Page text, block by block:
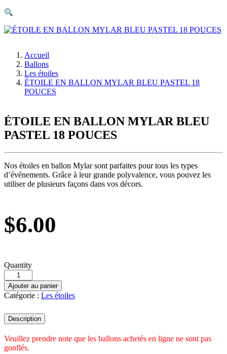
Accueil
Ballons
Les étoiles
ÉTOILE EN BALLON MYLAR BLEU PASTEL 18
POUCES
ÉTOILE EN BALLON MYLAR BLEU
PASTEL 18 POUCES
Nos étoiles en ballon Mylar sont parfaites pour tous les types
d’événements. Grâce à leur grande polyvalence, vous pouvez les
utiliser de plusieurs façons dans vos décors.
$6.00
Quantity
Ajouter au panier
Catégorie : Les étoiles
Description
Veuillez prendre note que les ballons achetés en ligne ne sont pas
gonflés.